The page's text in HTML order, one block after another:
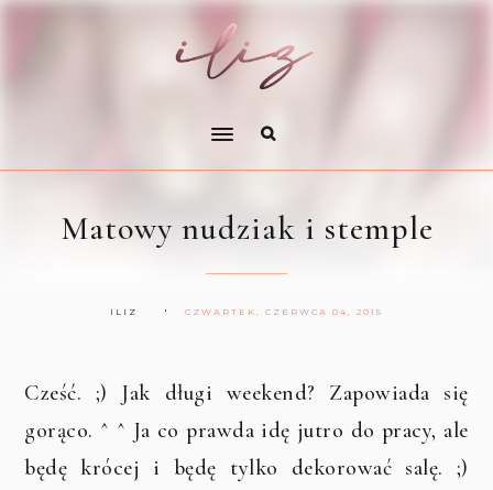
Matowy nudziak i stemple
ILIZ CZWARTEK, CZERWCA 04, 2015
Cześć. ;) Jak długi weekend? Zapowiada się
gorąco. ^ ^ Ja co prawda idę jutro do pracy, ale
będę krócej i będę tylko dekorować salę. ;)